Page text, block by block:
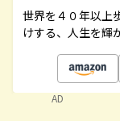
世界を４０年以上
けする、人生を輝
AD